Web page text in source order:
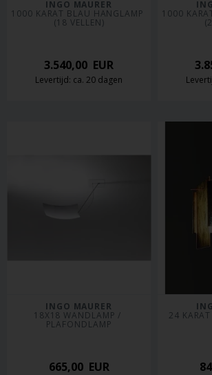
INGO MAURER
1000 KARAT BLAU HANGLAMP
(18 VELLEN)
3.540,00 EUR
Levertijd: ca. 20 dagen
1000
INGO MAURER
18X18 WANDLAMP /
PLAFONDLAMP
665,00EUR
24